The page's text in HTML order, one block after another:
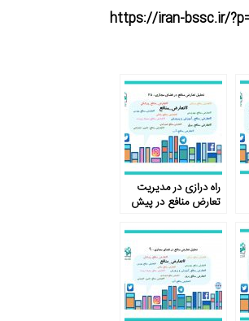
راه درازی در مدیریت
تعارض منافع در پیش